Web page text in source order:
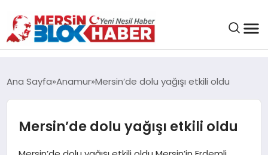
SAĞLIK
Ana Sayfa Anamur Mersin’de dolu yağışı etkili oldu
Mersin’de dolu yağışı etkili oldu